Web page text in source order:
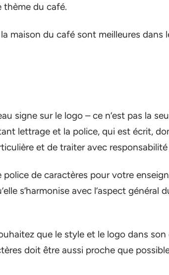
thème du café.
maison du café sont meilleures dans
signe sur le logo – ce n’est pas la
lettrage et la police, qui est écrit,
et de traiter avec
police de caractères pour votre
s’harmonise avec l’aspect général
que le style et le logo dans
doit être aussi proche que